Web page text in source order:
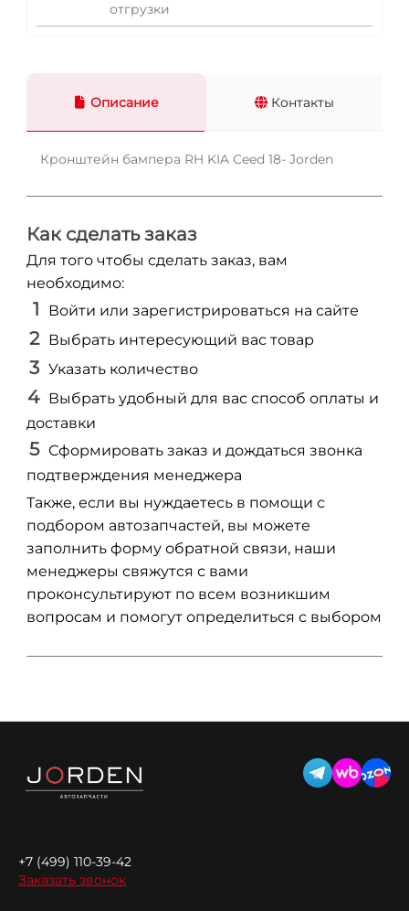
отгрузки
Описание Контакты
Кронштейн бампера RH KIA Ceed 18- Jorden
Как сделать заказ
Для того чтобы сделать заказ, вам
необходимо:
Войти или зарегистрироваться на сайте
Выбрать интересующий вас товар
Указать количество
Выбрать удобный для вас способ оплаты и
доставки
Сформировать заказ и дождаться звонка
подтверждения менеджера
Также, если вы нуждаетесь в помощи с
подбором автозапчастей, вы можете
заполнить форму обратной связи, наши
менеджеры свяжутся с вами
проконсультируют по всем возникшим
вопросам и помогут определиться с выбором
+7 (499) 110-39-42
Заказать звонок